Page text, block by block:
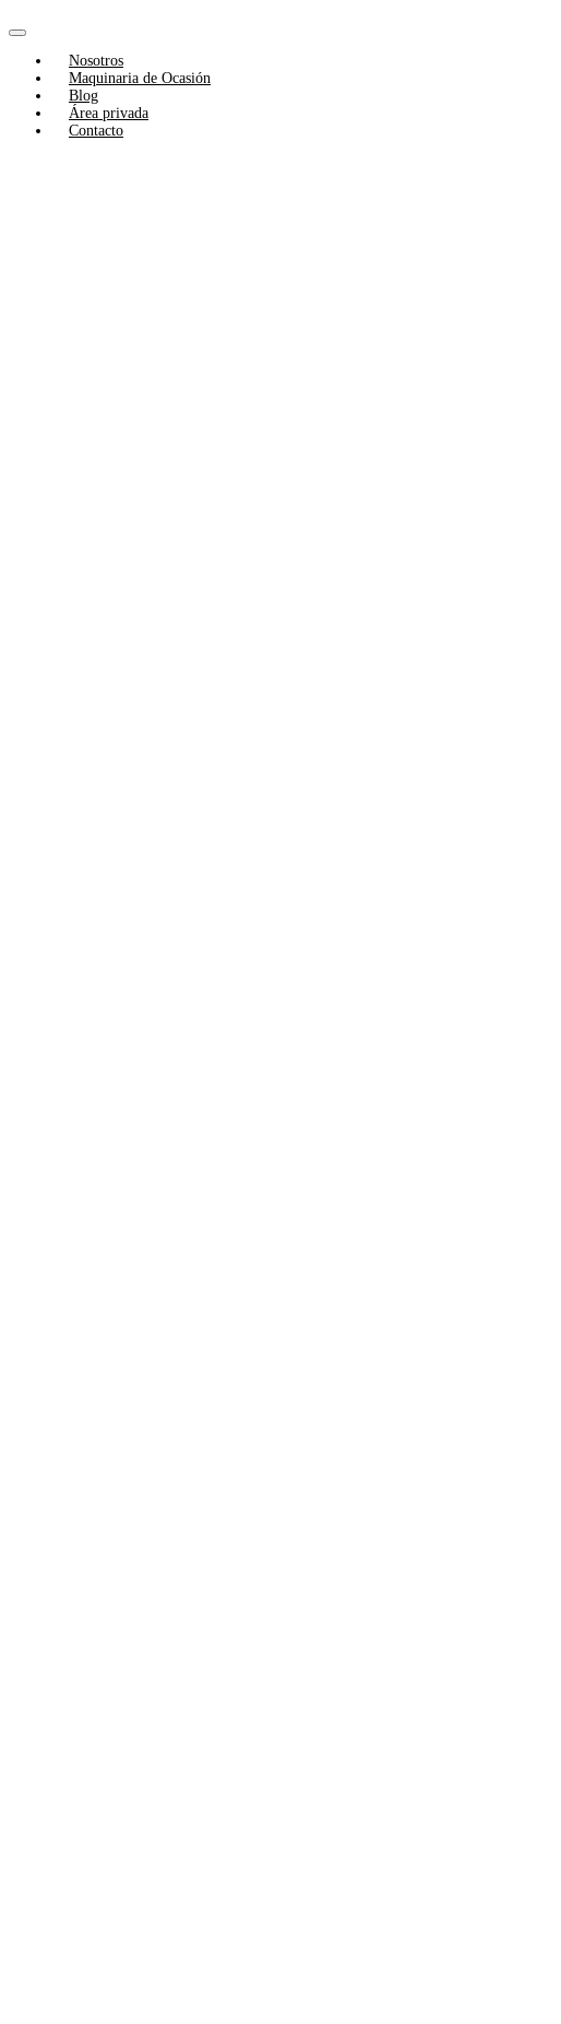
to
content
Navigation
Nosotros
Maquinaria de Ocasión
Blog
Área privada
Contacto